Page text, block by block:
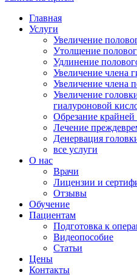
Главная
Услуги
Увеличение
Утолщение
Удлинение
Увеличение члена
Увеличение члена
Увеличение
гиалуроновой
Обрезание крайней
Лечение
Денервация
все услуги
О нас
Врачи
Лицензии и
Отзывы
Обучение
Пациентам
Подготовка к
Видеопособие
Статьи
Цены
Контакты